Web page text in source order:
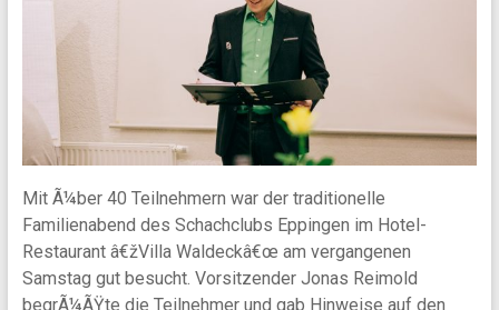
Mit Ã¼ber 40 Teilnehmern war der traditionelle
Familienabend des Schachclubs Eppingen im Hotel-
Restaurant â€žVilla Waldeckâ€œ am vergangenen
Samstag gut besucht. Vorsitzender Jonas Reimold
begrÃ¼ÃŸte die Teilnehmer und gab Hinweise auf den